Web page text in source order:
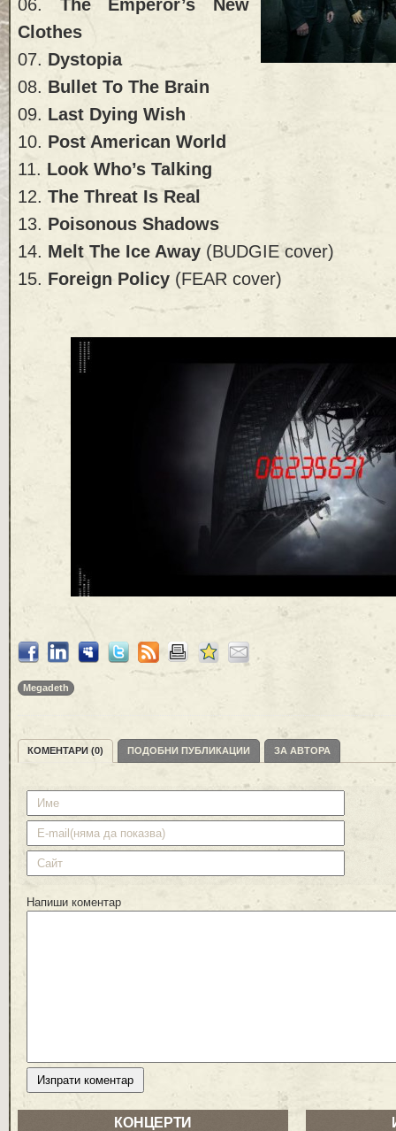
06. The Emperor’s New
Clothes
07. Dystopia
08. Bullet To The Brain
09. Last Dying Wish
10. Post American World
11. Look Who’s Talking
12. The Threat Is Real
13. Poisonous Shadows
14. Melt The Ice Away (BUDGIE cover)
15. Foreign Policy (FEAR cover)
Megadeth
КОМЕНТАРИ (0) ПОДОБНИ ПУБЛИКАЦИИ ЗА АВТОРА
Напиши коментар
КОНЦЕРТИ